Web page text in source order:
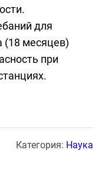
для
(18 месяцев)
при
Категория: Наука